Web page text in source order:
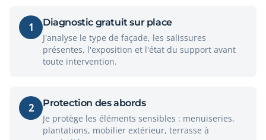
1
Diagnostic gratuit sur place
J'analyse le type de façade, les salissures
présentes, l'exposition et l'état du support avant
toute intervention.
2
Protection des abords
Je protège les éléments sensibles : menuiseries,
plantations, mobilier extérieur, terrasse à